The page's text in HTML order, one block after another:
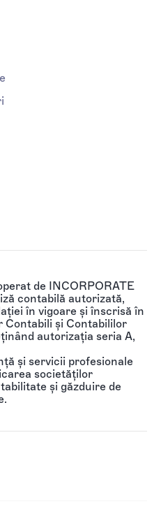
de INCORPORATE
contabilă autorizată,
în vigoare și înscrisă în
Contabili și Contabililor
autorizația seria A,
și servicii profesionale
societăților
și găzduire de